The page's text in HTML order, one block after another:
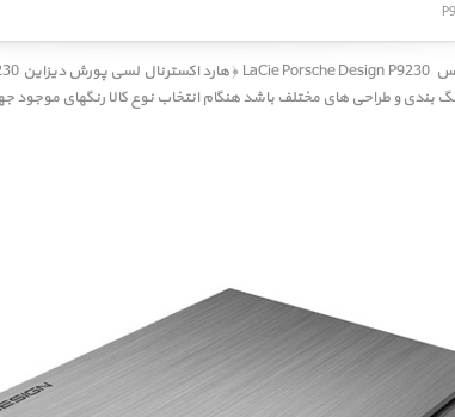
LaCie Porsche Design P9230 ‎ ﴿ هارد اکسترنال لسی پورش دیزاین P9230 ﴾
بندی و طراحی های مختلف باشد هنگام انتخاب نوع کالا رنگهای